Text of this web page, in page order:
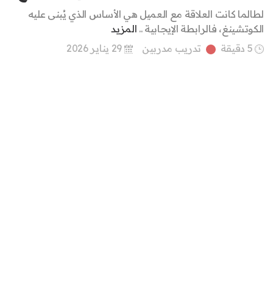
لطالما كانت العلاقة مع العميل هي الأساس الذي يُبنى عليه
الكوتشينغ، فالرابطة الإيجابية .. المزيد
5 دقيقة
تدريب مدربين 29 يناير 2026